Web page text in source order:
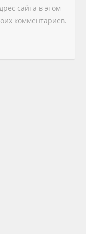
сайта в этом
комментариев.